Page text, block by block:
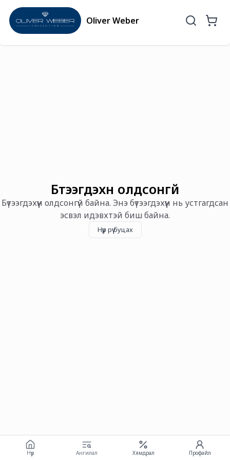
Oliver Weber
Бүтээгдэхүүн олдсонгүй
Бүтээгдэхүүн олдсонгүй байна. Энэ бүтээгдэхүүн нь устгагдсан
эсвэл идэвхтэй биш байна.
Нүүр рүү буцах
Нүүр Ангилал Хямдрал Профайл